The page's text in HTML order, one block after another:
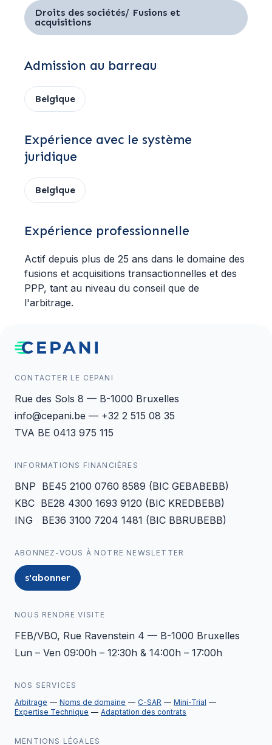
Droits des sociétés/ Fusions et
acquisitions
Admission au barreau
Belgique
Expérience avec le système
juridique
Belgique
Expérience professionnelle
Actif depuis plus de 25 ans dans le domaine des
fusions et acquisitions transactionnelles et des
PPP, tant au niveau du conseil que de
l'arbitrage.
CONTACTER LE CEPANI
Rue des Sols 8 — B-1000 Bruxelles
info@cepani.be — +32 2 515 08 35
TVA BE 0413 975 115
INFORMATIONS FINANCIÈRES
BNP BE45 2100 0760 8589 (BIC GEBABEBB)
KBC BE28 4300 1693 9120 (BIC KREDBEBB)
ING BE36 3100 7204 1481 (BIC BBRUBEBB)
ABONNEZ-VOUS À NOTRE NEWSLETTER
s'abonner
NOUS RENDRE VISITE
FEB/VBO, Rue Ravenstein 4 — B-1000 Bruxelles
Lun – Ven 09:00h – 12:30h & 14:00h – 17:00h
NOS SERVICES
Arbitrage
Noms de domaine C-SAR
Mini-Trial
Expertise Technique
Adaptation des contrats
MENTIONS LÉGALES